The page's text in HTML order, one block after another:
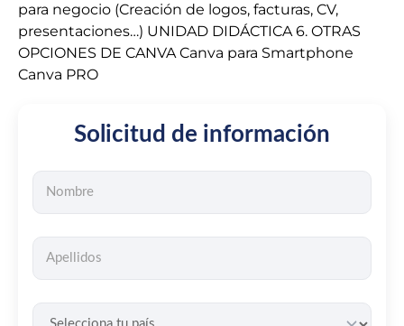
para negocio (Creación de logos, facturas, CV,
presentaciones…) UNIDAD DIDÁCTICA 6. OTRAS
OPCIONES DE CANVA Canva para Smartphone
Canva PRO
Solicitud de información